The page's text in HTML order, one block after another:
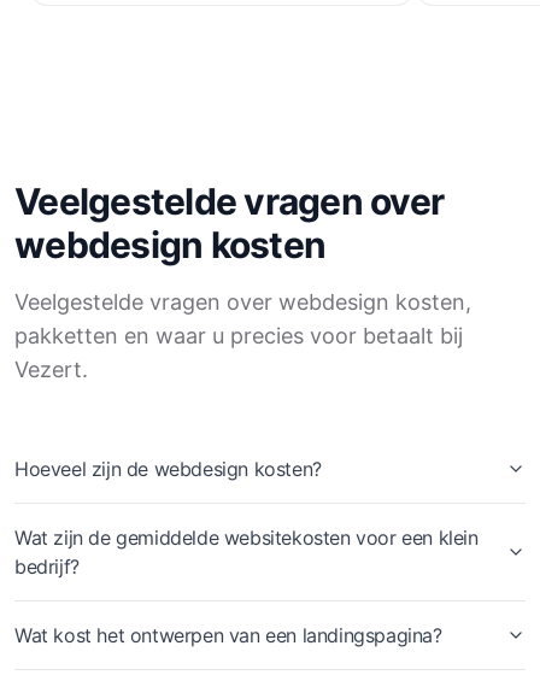
Veelgestelde vragen over
webdesign kosten
Veelgestelde vragen over webdesign kosten,
pakketten en waar u precies voor betaalt bij
Vezert.
Hoeveel zijn de webdesign kosten?
Wat zijn de gemiddelde websitekosten voor een klein
bedrijf?
Wat kost het ontwerpen van een landingspagina?